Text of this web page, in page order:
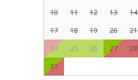
10
11 12 13 14
17
18 19 20 21
24
25 26 27 28
31